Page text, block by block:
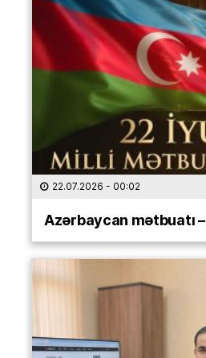
22.07.2026 - 00:02
Azərbaycan mətbuatı –